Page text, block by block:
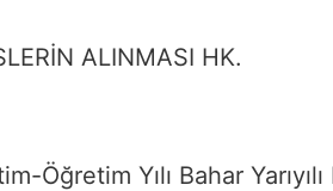
ALINMASI HK.
Öğretim Yılı Bahar Yarıyılı